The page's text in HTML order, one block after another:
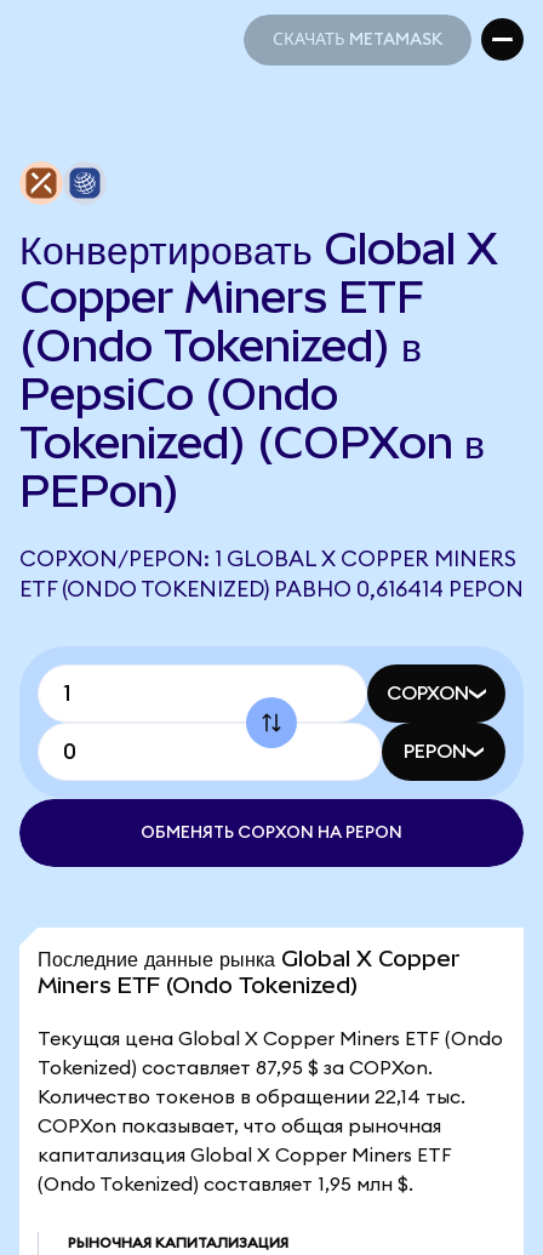
СКАЧАТЬ METAMASK
Конвертировать Global X
Copper Miners ETF
(Ondo Tokenized) в
PepsiCo (Ondo
Tokenized) (COPXon в
PEPon)
COPXON/PEPON: 1 GLOBAL X COPPER MINERS
ETF (ONDO TOKENIZED) РАВНО 0,616414 PEPON
COPXON
PEPON
ОБМЕНЯТЬ COPXON НА PEPON
Последние данные рынка Global X Copper
Miners ETF (Ondo Tokenized)
Текущая цена Global X Copper Miners ETF (Ondo
Tokenized) составляет 87,95 $ за COPXon.
Количество токенов в обращении 22,14 тыс.
COPXon показывает, что общая рыночная
капитализация Global X Copper Miners ETF
(Ondo Tokenized) составляет 1,95 млн $.
РЫНОЧНАЯ КАПИТАЛИЗАЦИЯ